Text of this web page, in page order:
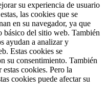
su experiencia de usuario
las cookies que se
en su navegador, ya que
básico del sitio web. También
ayudan a analizar y
Estas cookies se
su consentimiento. También
cookies. Pero la
cookies puede afectar su